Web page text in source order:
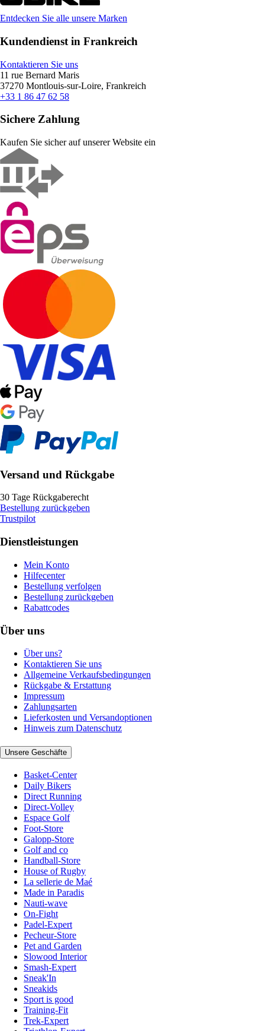
Entdecken Sie alle unsere Marken
Kundendienst in Frankreich
Kontaktieren Sie uns
11 rue Bernard Maris
37270 Montlouis-sur-Loire, Frankreich
+33 1 86 47 62 58
Sichere Zahlung
Kaufen Sie sicher auf unserer Website ein
Versand und Rückgabe
30 Tage Rückgaberecht
Bestellung zurückgeben
Trustpilot
Dienstleistungen
Mein Konto
Hilfecenter
Bestellung verfolgen
Bestellung zurückgeben
Rabattcodes
Über uns
Über uns?
Kontaktieren Sie uns
Allgemeine Verkaufsbedingungen
Rückgabe & Erstattung
Impressum
Zahlungsarten
Lieferkosten und Versandoptionen
Hinweis zum Datenschutz
Unsere Geschäfte
Basket-Center
Daily Bikers
Direct Running
Direct-Volley
Espace Golf
Foot-Store
Galopp-Store
Golf and co
Handball-Store
House of Rugby
La sellerie de Maé
Made in Paradis
Nauti-wave
On-Fight
Padel-Expert
Pecheur-Store
Pet and Garden
Slowood Interior
Smash-Expert
Sneak'In
Sneakids
Sport is good
Training-Fit
Trek-Expert